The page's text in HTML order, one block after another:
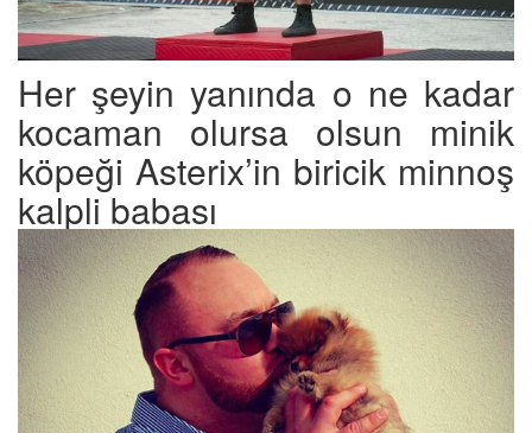
Her şeyin yanında o ne kadar
kocaman olursa olsun minik
köpeği Asterix’in biricik minnoş
kalpli babası